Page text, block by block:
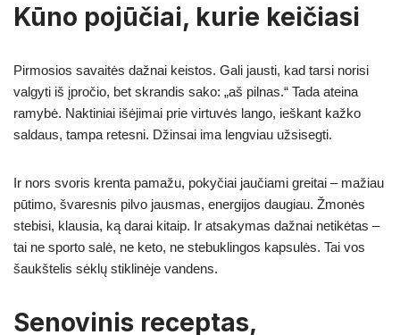
Kūno pojūčiai, kurie keičiasi
Pirmosios savaitės dažnai keistos. Gali jausti, kad tarsi norisi
valgyti iš įpročio, bet skrandis sako: „aš pilnas.“ Tada ateina
ramybė. Naktiniai išėjimai prie virtuvės lango, ieškant kažko
saldaus, tampa retesni. Džinsai ima lengviau užsisegti.
Ir nors svoris krenta pamažu, pokyčiai jaučiami greitai – mažiau
pūtimo, švaresnis pilvo jausmas, energijos daugiau. Žmonės
stebisi, klausia, ką darai kitaip. Ir atsakymas dažnai netikėtas –
tai ne sporto salė, ne keto, ne stebuklingos kapsulės. Tai vos
šaukštelis sėklų stiklinėje vandens.
Senovinis receptas,